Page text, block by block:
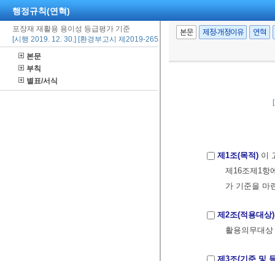
행정규칙(연혁)
포장재 재활용 용이성 등급평가 기준
[시행 2019. 12. 30.] [환경부고시 제2019-265호, 2019. 12. 30., 일부개정]
본문
부칙
별표/서식
본문 제정·개정이유 연혁
제1조(목적) 이
제16조제1항
가 기준을 마
제2조(적용대상)
활용의무대
제3조(기준 및